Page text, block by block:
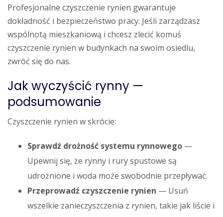
Profesjonalne czyszczenie rynien gwarantuje
dokładność i bezpieczeństwo pracy. Jeśli zarządzasz
wspólnotą mieszkaniową i chcesz zlecić komuś
czyszczenie rynien w budynkach na swoim osiedlu,
zwróć się do nas.
Jak wyczyścić rynny —
podsumowanie
Czyszczenie rynien w skrócie:
Sprawdź drożność systemu rynnowego —
Upewnij się, że rynny i rury spustowe są
udrożnione i woda może swobodnie przepływać.
Przeprowadź czyszczenie rynien — Usuń
wszelkie zanieczyszczenia z rynien, takie jak liście i